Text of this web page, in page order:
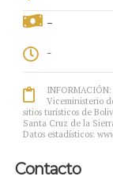
-
-
INFORMACIÓN:
Viceministerio
sitios turísticos de
Santa Cruz de la
Datos estadísticos:
Contacto